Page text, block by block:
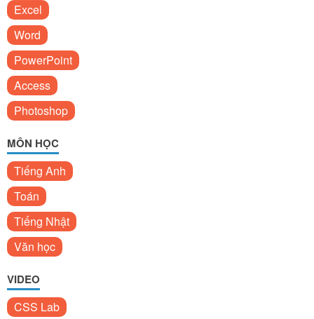
Excel
Word
PowerPoint
Access
Photoshop
MÔN HỌC
Tiếng Anh
Toán
Tiếng Nhật
Văn học
VIDEO
CSS Lab